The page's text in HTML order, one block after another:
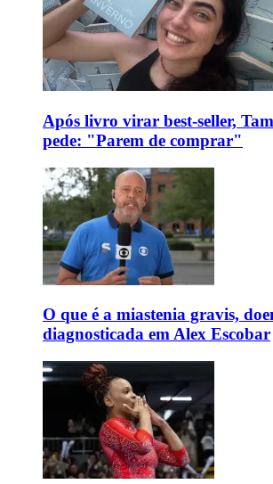
Após livro virar best-seller,
pede: "Parem de comprar"
O que é a miastenia gravis,
diagnosticada em Alex Escobar